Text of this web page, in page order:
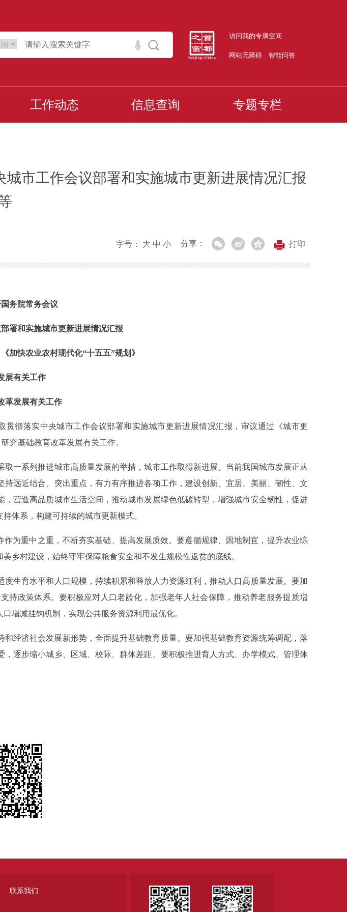
访问我的专属空间
网站无障碍 智能问答
工作动态 信息查询 专题专栏
市工作会议部署和实施城市更新进展情况汇报
字号： 大 中 小 分享： 打印
务院常务会议
署和实施城市更新进展情况汇报
加快农业农村现代化“十五五”规划》
展有关工作
革发展有关工作
彻落实中央城市工作会议部署和实施城市更新进展情况汇报，审议通过《城市更
究基础教育改革发展有关工作。
系列推进城市高质量发展的举措，城市工作取得新进展。当前我国城市发展正从
远近结合、突出重点，有力有序推进各项工作，建设创新、宜居、美丽、韧性、文
营造高品质城市生活空间，推动城市发展绿色低碳转型，增强城市安全韧性，促进
体系，构建可持续的城市更新模式。
重中之重，不断夯实基础、提高发展质效。要遵循规律、因地制宜，提升农业综
乡村建设，始终守牢保障粮食安全和不发生规模性返贫的底线。
育水平和人口规模，持续积累和释放人力资源红利，推动人口高质量发展。要加
持政策体系。要积极应对人口老龄化，加强老年人社会保障，推动养老服务提质增
增减挂钩机制，实现公共服务资源利用最优化。
济社会发展新形势，全面提升基础教育质量。要加强基础教育资源统筹调配，落
逐步缩小城乡、区域、校际、群体差距。要积极推进育人方式、办学模式、管理体
联系我们